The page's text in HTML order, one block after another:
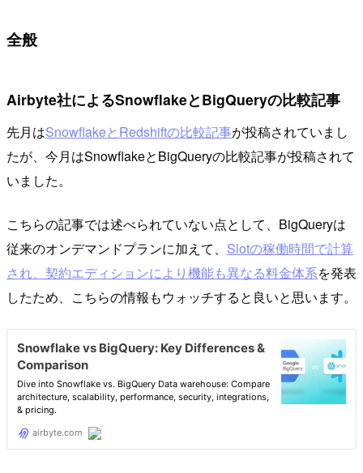
全般
Airbyte社によるSnowflakeとBigQueryの比較記事
先月はSnowflakeとRedshiftの比較記事が投稿されていまし
たが、今月はSnowflakeとBigQueryの比較記事が投稿されて
いました。
こちらの記事では述べられていない点として、BigQueryは
従来のオンデマンドプランに加えて、 Slotの稼働時間で計算
され、契約エディションにより機能も異なる料金体系を発表
したため、こちらの情報もウォッチすると良いと思います。